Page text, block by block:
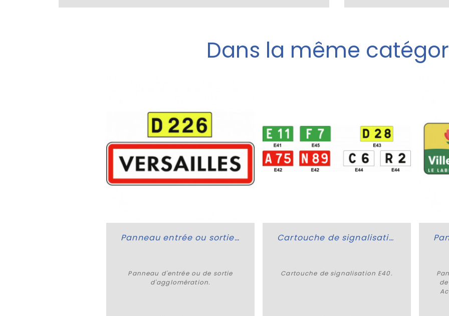
Dans la même
Plus de détails
Panneau entrée ou sortie d'agglomération
Panneau d'entrée ou de sortie
d'agglomération.
Cartouche de signalisation
Cartouche de signalisation E40.